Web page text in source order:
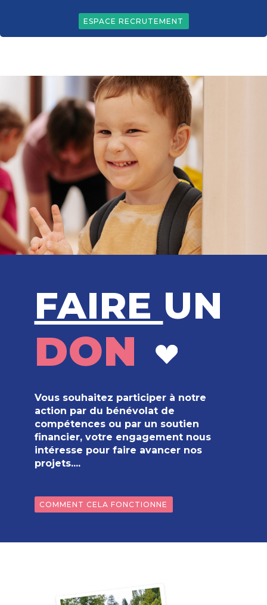
ESPACE RECRUTEMENT
FAIRE UN
DON
Vous souhaitez participer à notre
action par du bénévolat de
compétences ou par un soutien
financier, votre engagement nous
intéresse pour faire avancer nos
projets....
COMMENT CELA FONCTIONNE